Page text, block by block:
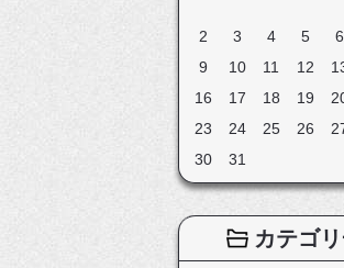
2
3 4 5 6
9
10 11 12
16
17 18 19
23
24 25 26
30
31
カテゴ